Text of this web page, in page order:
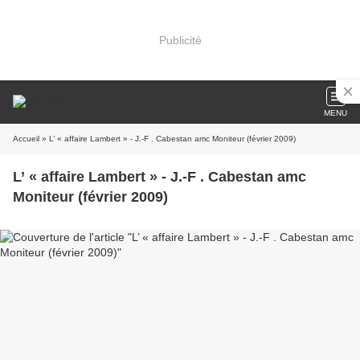
Publicité
MENU
Accueil » L’ « affaire Lambert » - J.-F . Cabestan amc Moniteur (février 2009)
L’ « affaire Lambert » - J.-F . Cabestan amc
Moniteur (février 2009)